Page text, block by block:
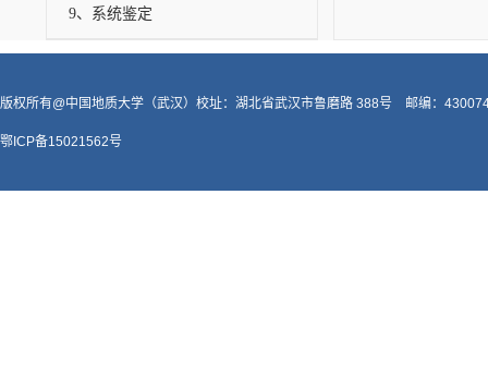
9、系统鉴定
版权所有@中国地质大学（武汉）校址：湖北省武汉市鲁磨路 388号 邮编：
鄂ICP备15021562号